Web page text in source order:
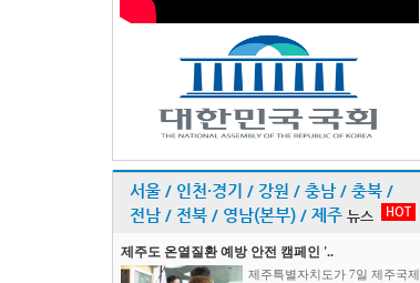
서울 / 인천·경기 / 강원 / 충남 / 충북 /
전남 / 전북 / 영남(본부) / 제주 뉴스 HOT
제주도 온열질환 예방 안전 캠페인 '..
제주특별자치도가 7일 제주국제